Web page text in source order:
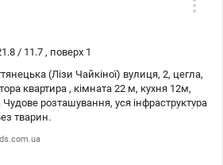
/ 11.7 , поверх 1
(Лізи Чайкіної) вулиця, 2, цегла,
квартира , кімната 22 м, кухня 12м,
розташування, уся інфраструктура
тварин.